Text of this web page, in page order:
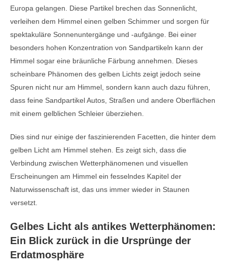
Europa gelangen. Diese Partikel brechen das Sonnenlicht,
verleihen dem Himmel einen gelben Schimmer und sorgen für
spektakuläre Sonnenuntergänge und -aufgänge. Bei einer
besonders hohen Konzentration von Sandpartikeln kann der
Himmel sogar eine bräunliche Färbung annehmen. Dieses
scheinbare Phänomen des gelben Lichts zeigt jedoch seine
Spuren nicht nur am Himmel, sondern kann auch dazu führen,
dass feine Sandpartikel Autos, Straßen und andere Oberflächen
mit einem gelblichen Schleier überziehen.
Dies sind nur einige der faszinierenden Facetten, die hinter dem
gelben Licht am Himmel stehen. Es zeigt sich, dass die
Verbindung zwischen Wetterphänomenen und visuellen
Erscheinungen am Himmel ein fesselndes Kapitel der
Naturwissenschaft ist, das uns immer wieder in Staunen
versetzt.
Gelbes Licht als antikes Wetterphänomen:
Ein Blick zurück in die Ursprünge der
Erdatmosphäre